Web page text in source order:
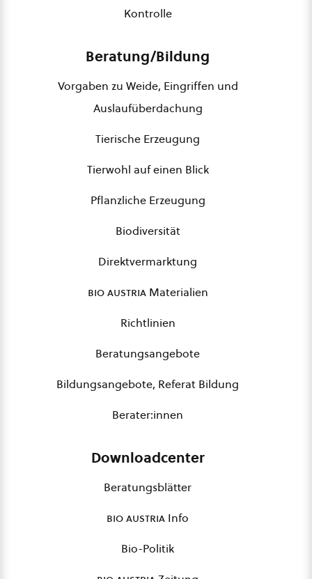
Kontrolle
Beratung/Bildung
Vorgaben zu Weide, Eingriffen und
Auslaufüberdachung
Tierische Erzeugung
Tierwohl auf einen Blick
Pflanzliche Erzeugung
Biodiversität
Direktvermarktung
bio austriaMaterialien
Richtlinien
Beratungsangebote
Bildungsangebote, Referat Bildung
Berater:innen
Downloadcenter
Beratungsblätter
bio austria Info
Bio-Politik